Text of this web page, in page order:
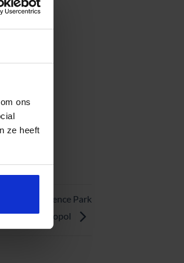
ons
ze heeft
Tallinn Science Park
Tehnopol